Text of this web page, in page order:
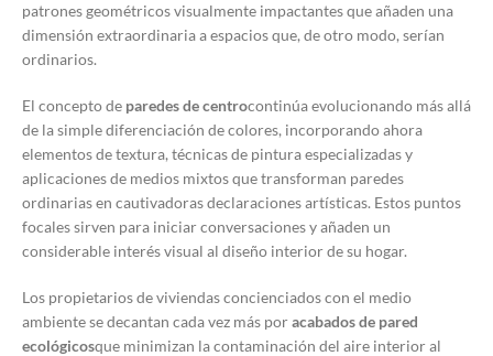
patrones geométricos visualmente impactantes que añaden una
dimensión extraordinaria a espacios que, de otro modo, serían
ordinarios.
El concepto de paredes de centrocontinúa evolucionando más allá
de la simple diferenciación de colores, incorporando ahora
elementos de textura, técnicas de pintura especializadas y
aplicaciones de medios mixtos que transforman paredes
ordinarias en cautivadoras declaraciones artísticas. Estos puntos
focales sirven para iniciar conversaciones y añaden un
considerable interés visual al diseño interior de su hogar.
Los propietarios de viviendas concienciados con el medio
ambiente se decantan cada vez más poracabados de pared
ecológicosque minimizan la contaminación del aire interior al